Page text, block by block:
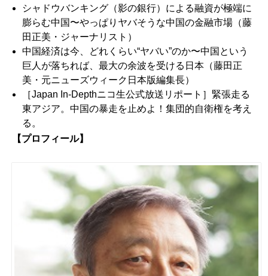
シャドウバンキング（影の銀行）による融資が極端に
膨らむ中国〜やっぱりヤバそうな中国の金融市場 （藤
田正美・ジャーナリスト）
中国経済は今、どれくらい“ヤバい”のか〜中国という
巨人が落ちれば、最大の余波を受ける日本 （藤田正
美・元ニューズウィーク日本版編集長）
［Japan In-Depthニコ生公式放送リポート］緊張走る
東アジア。中国の暴走を止めよ！集団的自衛権を考え
る。
【プロフィール】